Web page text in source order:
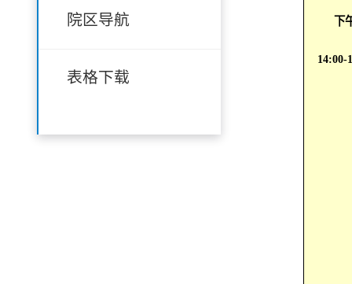
院区导航
表格下载
下
14:00-